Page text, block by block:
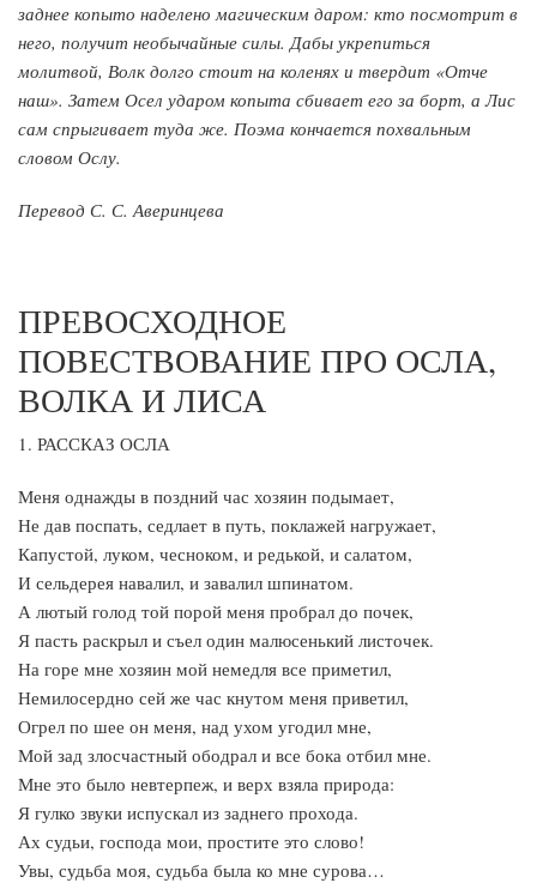
заднее копыто наделено магическим даром: кто посмотрит в
него, получит необычайные силы. Дабы укрепиться
молитвой, Волк долго стоит на коленях и твердит «Отче
наш». Затем Осел ударом копыта сбивает его за борт, а Лис
сам спрыгивает туда же. Поэма кончается похвальным
словом Ослу.
Перевод С. С. Аверинцева
ПРЕВОСХОДНОЕ
ПОВЕСТВОВАНИЕ ПРО ОСЛА,
ВОЛКА И ЛИСА
1. РАССКАЗ ОСЛА
Меня однажды в поздний час хозяин подымает,
Не дав поспать, седлает в путь, поклажей нагружает,
Капустой, луком, чесноком, и редькой, и салатом,
И сельдерея навалил, и завалил шпинатом.
А лютый голод той порой меня пробрал до почек,
Я пасть раскрыл и съел один малюсенький листочек.
На горе мне хозяин мой немедля все приметил,
Немилосердно сей же час кнутом меня приветил,
Огрел по шее он меня, над ухом угодил мне,
Мой зад злосчастный ободрал и все бока отбил мне.
Мне это было невтерпеж, и верх взяла природа:
Я гулко звуки испускал из заднего прохода.
Ах судьи, господа мои, простите это слово!
Увы, судьба моя, судьба была ко мне сурова…